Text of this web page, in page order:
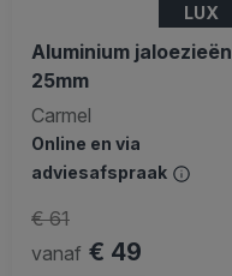
LUX
Aluminium jaloezieën
25mm
Carmel
Online en via
adviesafspraak
vanaf € 49
€ 61